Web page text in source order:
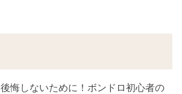
後悔しないために！ボンドロ初心者の